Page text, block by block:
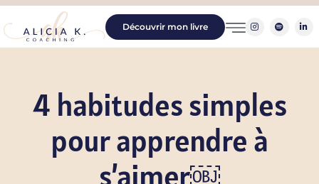
Découvrir mon livre
4 habitudes simples
pour apprendre à
s’aimer￼